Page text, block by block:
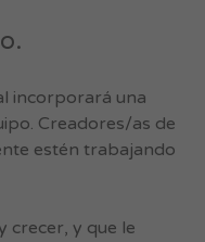
incorporará una
Creadores/as de
estén trabajando
crecer, y que le